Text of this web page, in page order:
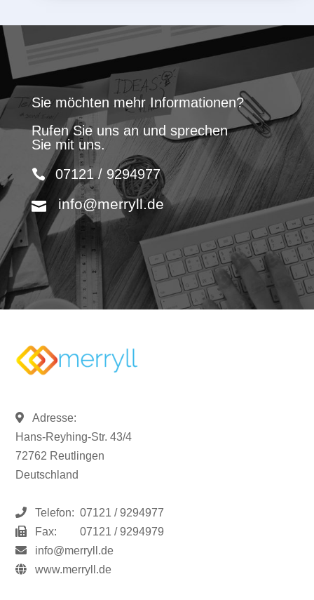
Sie möchten mehr Informationen?
Rufen Sie uns an und sprechen
Sie mit uns.
07121 / 9294977
info@merryll.de
Adresse:
Hans-Reyhing-Str. 43/4
72762 Reutlingen
Deutschland
Telefon: 07121 / 9294977
Fax:
07121 / 9294979
info@merryll.de
www.merryll.de